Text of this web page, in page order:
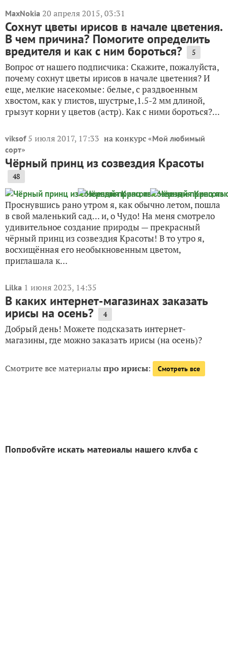
MaxNokia 20 апреля 2015, 03:31
Сохнут цветы ирисов в начале цветения.
В чем причина? Помогите определить
вредителя и как с ним бороться? 5
Вопрос от нашего подписчика: Скажите, пожалуйста,
почему сохнут цветы ирисов в начале цветения? И
еще, мелкие насекомые: белые, с раздвоенным
хвостом, как у глистов, шустрые,1.5-2 мм длиной,
грызут корни у цветов (астр). Как с ними бороться?...
viksof 5 июля 2017, 17:33 на конкурс «Мой любимый
сорт»
Чёрный принц из созвездия Красоты
48
Проснувшись рано утром я, как обычно летом, пошла
в свой маленький сад… и, о Чудо! На меня смотрело
удивительное создание природы — прекрасный
чёрный принц из созвездия Красоты! В то утро я,
восхищённая его необыкновенным цветом,
приглашала к...
Lilka 1 июня 2023, 14:35
В каких интернет-магазинах заказать
ирисы на осень? 4
Добрый день! Можете подсказать интернет-
магазины, где можно заказать ирисы (на осень)?
Смотрите все материалыпро ирисы: Смотреть все
Попробуйте искать материалы нашего клуба с